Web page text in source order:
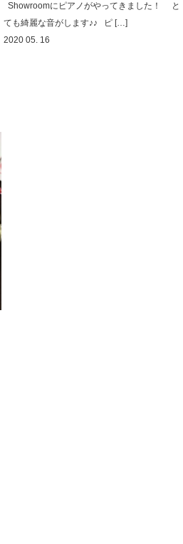
Showroomにピアノがやってきました！ と
ても綺麗な音がします♪♪ ピ […]
2020 05. 16